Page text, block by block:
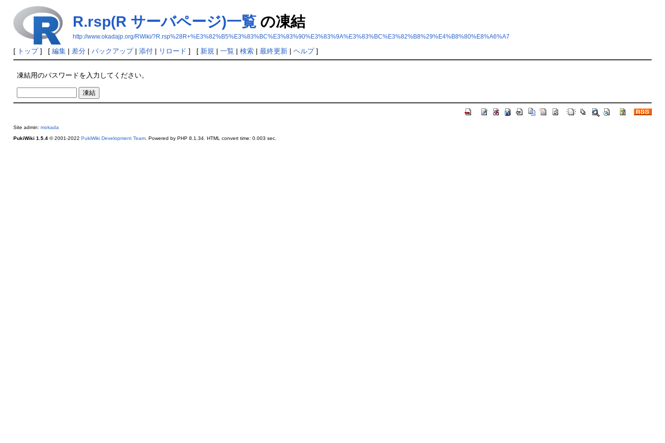
R.rsp(R サーバページ)一覧の凍結
http://www.okadajp.org/RWiki/?R.rsp%28R+%E3%82%B5%E3%83%BC%E3%83%90%E3%83%9A%E3%83%BC%E3%82%B8%29%E4%B8%80%E8%A6%A7
[ トップ] [ 編集| 差分| バックアップ| 添付| リロード ] [ 新規 | 一覧| 検索| 最終更新| ヘルプ]
凍結用のパスワードを入力してください。
Site admin: mokada
PukiWiki 1.5.4© 2001-2022 PukiWiki Development Team. Powered by PHP 8.1.34. HTML convert time: 0.003 sec.